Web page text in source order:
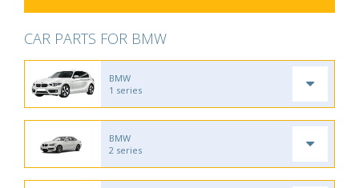
CAR PARTS FOR BMW
BMW
1 series
BMW
2 series